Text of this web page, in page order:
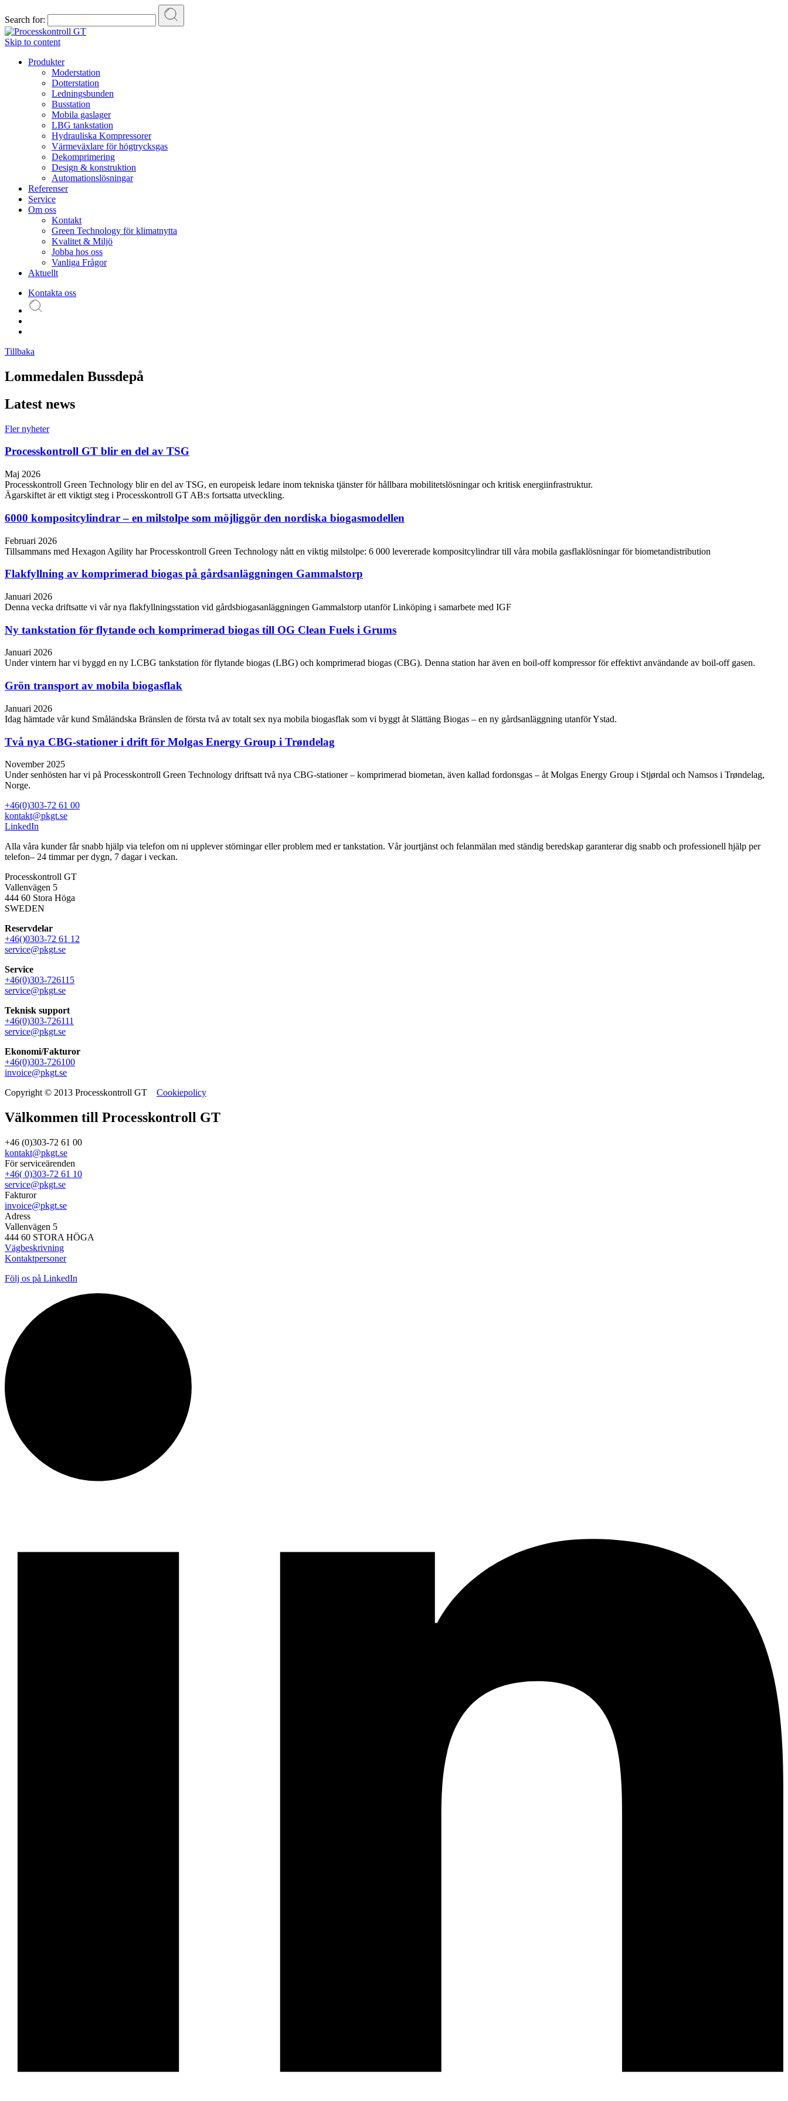
Search for:
Skip to content
Produkter
Moderstation
Dotterstation
Ledningsbunden
Busstation
Mobila gaslager
LBG tankstation
Hydrauliska Kompressorer
Värmeväxlare för högtrycksgas
Dekomprimering
Design & konstruktion
Automationslösningar
Referenser
Service
Om oss
Kontakt
Green Technology för klimatnytta
Kvalitet & Miljö
Jobba hos oss
Vanliga Frågor
Aktuellt
Kontakta oss
Tillbaka
Lommedalen Bussdepå
Latest news
Fler nyheter
Processkontroll GT blir en del av TSG
Maj 2026
Processkontroll Green Technology blir en del av TSG, en europeisk ledare inom tekniska tjänster för hållbara mobilitetslösningar och kritisk energiinfrastruktur.
Ägarskiftet är ett viktigt steg i Processkontroll GT AB:s fortsatta utveckling.
6000 kompositcylindrar – en milstolpe som möjliggör den nordiska biogasmodellen
Februari 2026
Tillsammans med Hexagon Agility har Processkontroll Green Technology nått en viktig milstolpe: 6 000 levererade kompositcylindrar till våra mobila gasflaklösningar för biometandistribution
Flakfyllning av komprimerad biogas på gårdsanläggningen Gammalstorp
Januari 2026
Denna vecka driftsatte vi vår nya flakfyllningsstation vid gårdsbiogasanläggningen Gammalstorp utanför Linköping i samarbete med IGF
Ny tankstation för flytande och komprimerad biogas till OG Clean Fuels i Grums
Januari 2026
Under vintern har vi byggd en ny LCBG tankstation för flytande biogas (LBG) och komprimerad biogas (CBG). Denna station har även en boil-off kompressor för effektivt användande av boil-off gasen.
Grön transport av mobila biogasflak
Januari 2026
Idag hämtade vår kund Småländska Bränslen de första två av totalt sex nya mobila biogasflak som vi byggt åt Slättäng Biogas – en ny gårdsanläggning utanför Ystad.
Två nya CBG-stationer i drift för Molgas Energy Group i Trøndelag
November 2025
Under senhösten har vi på Processkontroll Green Technology driftsatt två nya CBG‑stationer – komprimerad biometan, även kallad fordonsgas – åt Molgas Energy Group i Stjørdal och Namsos i Trøndelag,
Norge.
+46(0)303-72 61 00
kontakt@pkgt.se
LinkedIn
Alla våra kunder får snabb hjälp via telefon om ni upplever störningar eller problem med er tankstation. Vår jourtjänst och felanmälan med ständig beredskap garanterar dig snabb och professionell hjälp per
telefon– 24 timmar per dygn, 7 dagar i veckan.
Processkontroll GT
Vallenvägen 5
444 60 Stora Höga
SWEDEN
Reservdelar
+46()0303-72 61 12
service@pkgt.se
Service
+46(0)303-726115
service@pkgt.se
Teknisk support
+46(0)303-726111
service@pkgt.se
Ekonomi/Fakturor
+46(0)303-726100
invoice@pkgt.se
Copyright © 2013 Processkontroll GT Cookiepolicy
Välkommen till Processkontroll GT
+46 (0)303-72 61 00
kontakt@pkgt.se
För serviceärenden
+46( 0)303-72 61 10
service@pkgt.se
Fakturor
invoice@pkgt.se
Adress
Vallenvägen 5
444 60 STORA HÖGA
Vägbeskrivning
Kontaktpersoner
Följ os på LinkedIn